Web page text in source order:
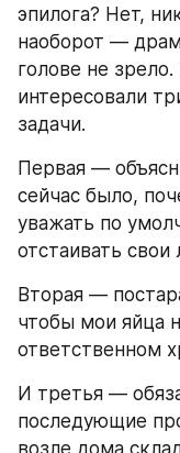
эпилога? Нет,
наоборот —
голове не
интересовали
задачи.
Первая —
сейчас было,
уважать по
отстаивать
Вторая —
чтобы мои яйца
ответственном
И третья —
последующие